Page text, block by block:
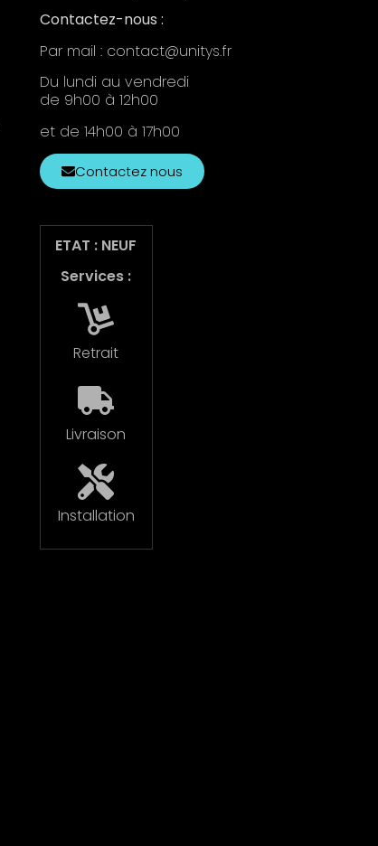
Contactez-nous :
Par mail : contact@unitys.fr
Du lundi au vendredi
de 9h00 à 12h00
et de 14h00 à 17h00
Contactez nous
ETAT : NEUF
Services :
Retrait
Livraison
Installation